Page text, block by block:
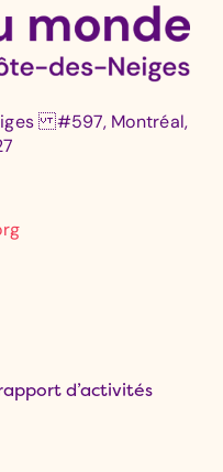
#597, Montréal,
d’activités